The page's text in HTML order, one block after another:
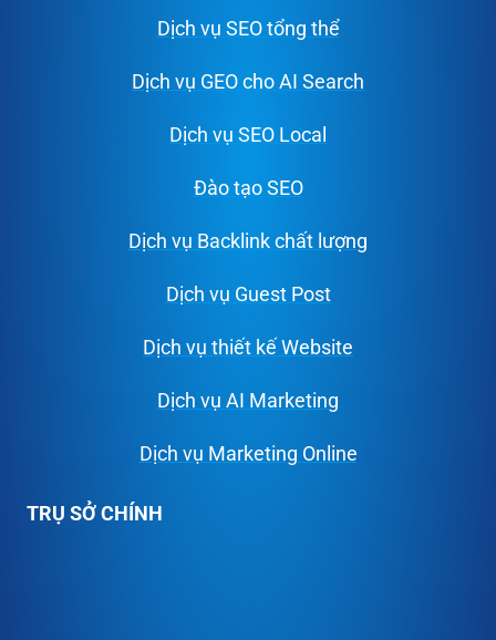
Dịch vụ SEO tổng thể
Dịch vụ GEO cho AI Search
Dịch vụ SEO Local
Đào tạo SEO
Dịch vụ Backlink chất lượng
Dịch vụ Guest Post
Dịch vụ thiết kế Website
Dịch vụ AI Marketing
Dịch vụ Marketing Online
TRỤ SỞ CHÍNH